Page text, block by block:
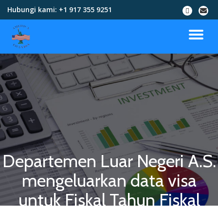
content
Hubungi kami: +1 917 355 9251
Departemen Luar Negeri A.S.
mengeluarkan data visa
untuk Fiskal Tahun Fiskal